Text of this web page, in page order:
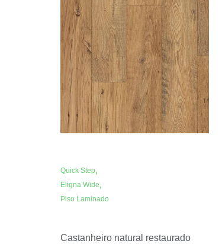
Quick Step,
Eligna Wide,
Piso Laminado
Castanheiro natural restaurado